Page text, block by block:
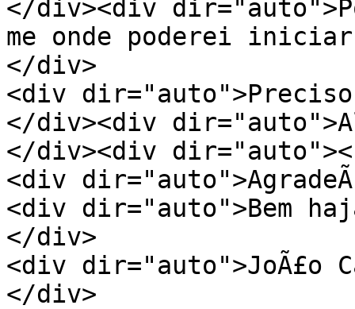
</div><div
me onde poderei
</div>
<div
</div><div
</div><div
<div
<div dir="auto">Bem
</div>
<div dir="auto">JoÃ£o
</div>